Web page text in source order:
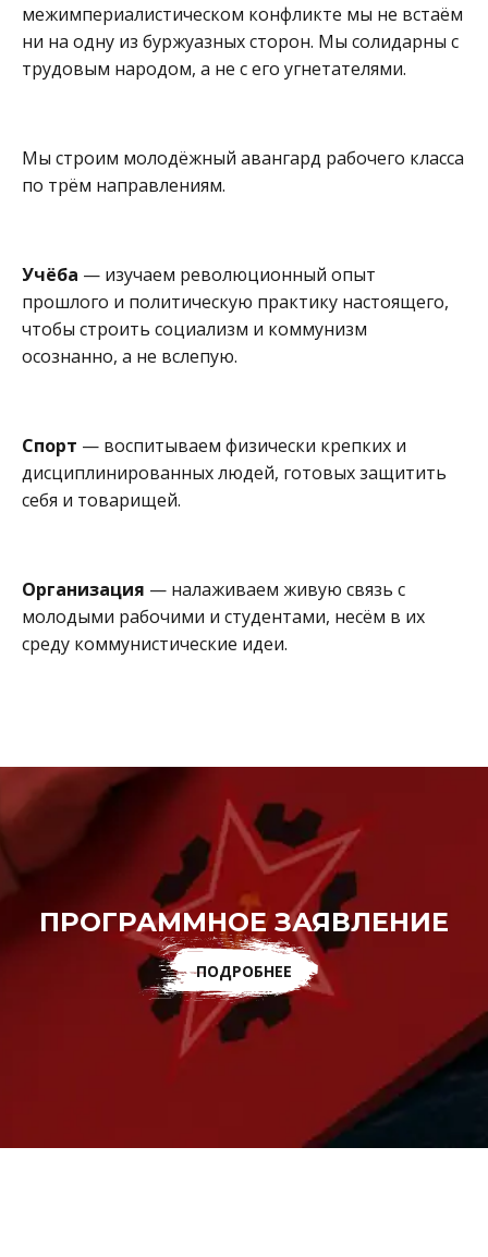
межимпериалистическом конфликте мы не встаём
ни на одну из буржуазных сторон. Мы солидарны с
трудовым народом, а не с его угнетателями.
Мы строим молодёжный авангард рабочего класса
по трём направлениям.
Учёба — изучаем революционный опыт
прошлого и политическую практику настоящего,
чтобы строить социализм и коммунизм
осознанно, а не вслепую.
Спорт — воспитываем физически крепких и
дисциплинированных людей, готовых защитить
себя и товарищей.
Организация — налаживаем живую связь с
молодыми рабочими и студентами, несём в их
среду коммунистические идеи.
ПРОГРАММНОЕ ЗАЯВЛЕНИЕ
ПОДРОБНЕЕ